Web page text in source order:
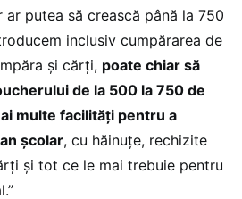
putea să crească până la 750
inclusiv cumpărarea de
și cărți, poate chiar să
de la 500 la 750 de
multe facilități pentru a
școlar, cu hăinuțe, rechizite
și tot ce le mai trebuie pentru